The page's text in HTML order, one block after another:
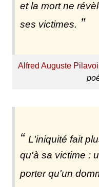
et la mort ne
ses victimes.
Alfred Auguste
L'iniquité fait
qu'à sa victime :
porter qu'un